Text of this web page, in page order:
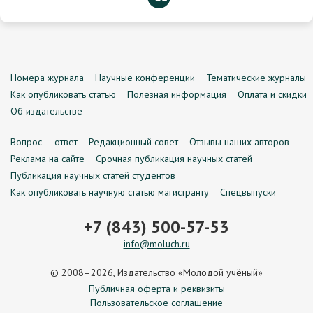
Номера журнала Научные конференции
Тематические журналы
Как опубликовать статью
Полезная информация
Оплата и скидки
Об издательстве
Вопрос — ответ Редакционный совет
Отзывы наших авторов
Реклама на сайте
Срочная публикация научных статей
Публикация научных статей студентов
Как опубликовать научную статью магистранту
Спецвыпуски
+7 (843) 500-57-53
info@moluch.ru
© 2008–2026, Издательство «Молодой учёный»
Публичная оферта и реквизиты
Пользовательское соглашение